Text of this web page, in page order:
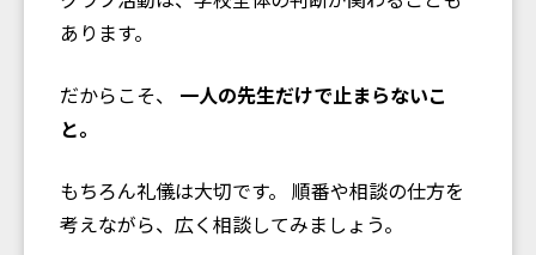
あります。
だからこそ、 一人の先生だけで止まらないこ
と。
もちろん礼儀は大切です。 順番や相談の仕方を
考えながら、広く相談してみましょう。